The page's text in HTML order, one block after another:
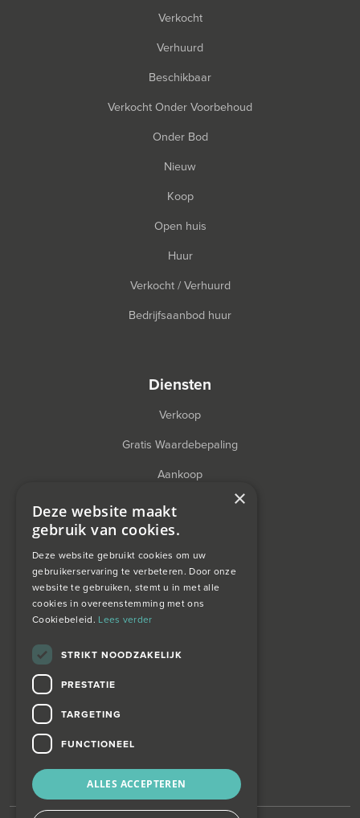
Verkocht
Verhuurd
Beschikbaar
Verkocht Onder Voorbehoud
Onder Bod
Nieuw
Koop
Open huis
Huur
Verkocht / Verhuurd
Bedrijfsaanbod huur
diensten
Verkoop
Gratis Waardebepaling
Aankoop
Financieel Advies
Taxatie
over ons
×
Deze website maakt
gebruik van cookies.
Deze website gebruikt cookies om uw
gebruikerservaring te verbeteren. Door onze
website te gebruiken, stemt u in met alle
cookies in overeenstemming met ons
Cookiebeleid. Lees verder
STRIKT NOODZAKELIJK
PRESTATIE
TARGETING
FUNCTIONEEL
ALLES ACCEPTEREN